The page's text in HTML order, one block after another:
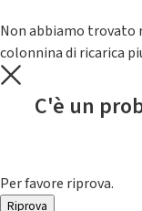
Non abbiamo trovato
colonnina di ricarica
C'è un
Per favore riprova.
Riprova